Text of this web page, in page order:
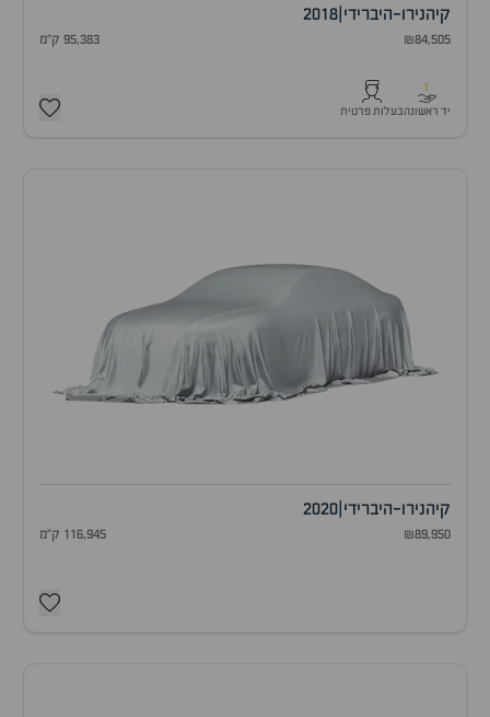
קיהנירו-היברידי 2018
₪84,505 95,383 ק"מ
1
יד ראשונהבעלות פרטית
קיהנירו-היברידי 2020
₪89,950 116,945 ק"מ